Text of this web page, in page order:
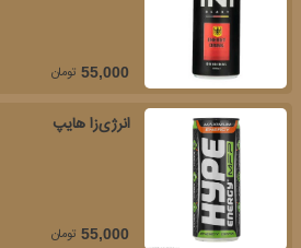
55,000 تومان
انرژی‌زا هایپ
55,000 تومان